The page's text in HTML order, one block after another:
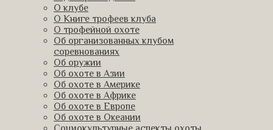
О клубе
О Книге трофеев клуба
О трофейной охоте
Об организованных клубом
соревнованиях
Об оружии
Об охоте в Азии
Об охоте в Америке
Об охоте в Африке
Об охоте в Европе
Об охоте в Океании